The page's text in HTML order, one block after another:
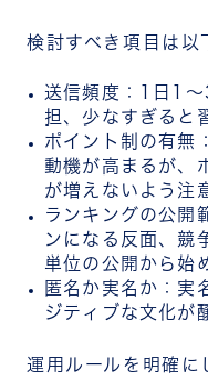
検討すべき項目は以
送信頻度：1日1〜
担、少なすぎると
ポイント制の有無
動機が高まるが、
が増えないよう注
ランキングの公開
ンになる反面、競
単位の公開から始
匿名か実名か：実
ジティブな文化が
運用ルールを明確に